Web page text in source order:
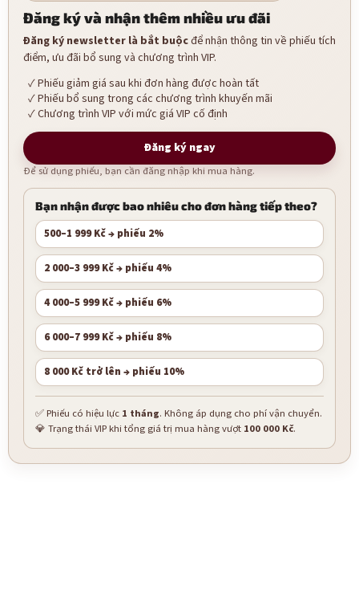
Đăng ký và nhận thêm nhiều ưu đãi
Đăng ký newsletter là bắt buộcđể nhận thông tin về phiếu tích
điểm, ưu đãi bổ sung và chương trình VIP.
Phiếu giảm giá sau khi đơn hàng được hoàn tất
Phiếu bổ sung trong các chương trình khuyến mãi
Chương trình VIP với mức giá VIP cố định
Đăng ký ngay
Để sử dụng phiếu, bạn cần đăng nhập khi mua hàng.
Bạn nhận được bao nhiêu cho đơn hàng tiếp theo?
500–1 999 Kč → phiếu 2%
2 000–3 999 Kč → phiếu 4%
4 000–5 999 Kč → phiếu 6%
6 000–7 999 Kč → phiếu 8%
8 000 Kč trở lên → phiếu 10%
✅ Phiếu có hiệu lực 1 tháng. Không áp dụng cho phí vận chuyển.
💎 Trạng thái VIP khi tổng giá trị mua hàng vượt 100 000 Kč.